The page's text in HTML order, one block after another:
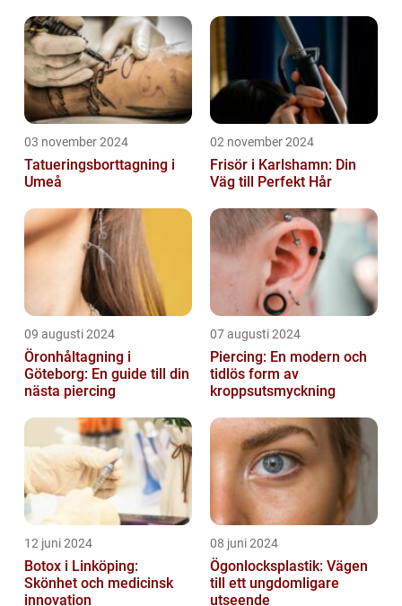
03 november 2024
Tatueringsborttagning i
Umeå
02 november 2024
Frisör i Karlshamn: Din
Väg till Perfekt Hår
09 augusti 2024
Öronhåltagning i
Göteborg: En guide till din
nästa piercing
07 augusti 2024
Piercing: En modern och
tidlös form av
kroppsutsmyckning
12 juni 2024
Botox i Linköping:
Skönhet och medicinsk
innovation
08 juni 2024
Ögonlocksplastik: Vägen
till ett ungdomligare
utseende